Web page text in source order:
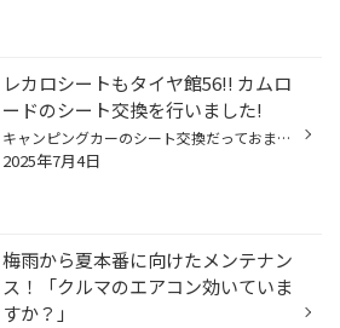
レカロシートもタイヤ館56!! カムロ
ードのシート交換を行いました!
キャンピングカーのシート交換だっておまかせください!! 皆さんこんにちは！ タイヤ館松山56店のホームページをご覧いただき 誠に有難う御座います★ 本日はトヨタ カムロードにレカロのSR-Cを取り付けましたのでご紹介いたします!! 今回のお客様は 「運転中、もっとシートのホールド性が欲しい。 で...
2025年7月4日
梅雨から夏本番に向けたメンテナン
ス！「クルマのエアコン効いていま
すか？」